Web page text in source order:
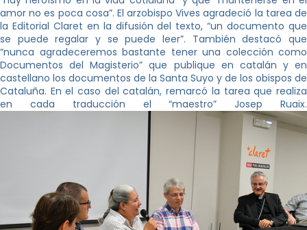
amor no es poca cosa”. El arzobispo Vives agradeció la tarea de
la Editorial Claret en la difusión del texto, “un documento que
se puede regalar y se puede leer”. También destacó que
“nunca agradeceremos bastante tener una colección como
Documentos del Magisterio” que publique en catalán y en
castellano los documentos de la Santa Suyo y de los obispos de
Cataluña. En el caso del catalán, remarcó la tarea que realiza
en cada traducción el “maestro” Josep Ruaix.